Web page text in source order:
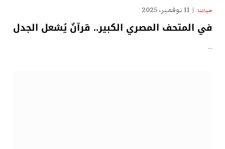
حياتنا 11 نوفمبر، 2025
في المتحف المصري الكبير.. قرآنٌ يُشعل الجدل
…